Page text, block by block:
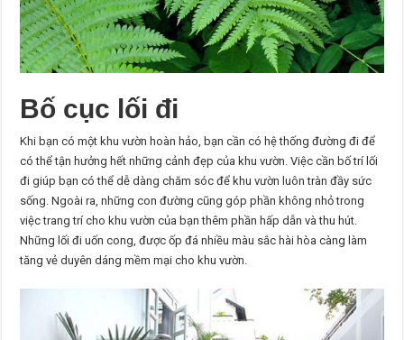
Bố cục lối đi
Khi bạn có một khu vườn hoàn hảo, bạn cần có hệ thống đường đi để
có thể tận hưởng hết những cảnh đẹp của khu vườn. Việc cần bố trí lối
đi giúp bạn có thể dễ dàng chăm sóc để khu vườn luôn tràn đầy sức
sống. Ngoài ra, những con đường cũng góp phần không nhỏ trong
việc trang trí cho khu vườn của bạn thêm phần hấp dẫn và thu hút.
Những lối đi uốn cong, được ốp đá nhiều màu sắc hài hòa càng làm
tăng vẻ duyên dáng mềm mại cho khu vườn.